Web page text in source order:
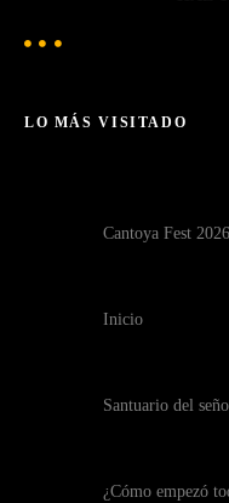
LO MÁS VISITADO
Cantoya Fest 2026
Inicio
Santuario del
¿Cómo empezó